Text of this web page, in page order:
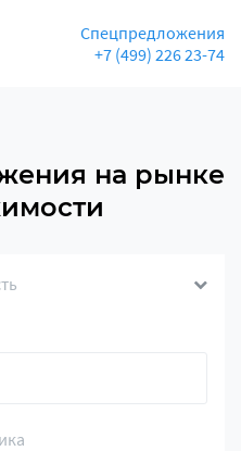
Спецпредложения
+7 (499) 226 23-74
на рынке